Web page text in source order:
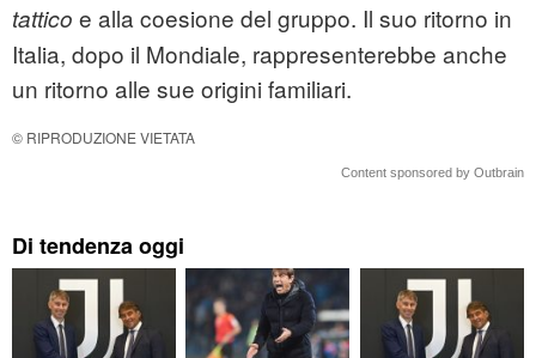
tattico e alla coesione del gruppo. Il suo ritorno in
Italia, dopo il Mondiale, rappresenterebbe anche
un ritorno alle sue origini familiari.
© RIPRODUZIONE VIETATA
Content sponsored by Outbrain
Di tendenza oggi